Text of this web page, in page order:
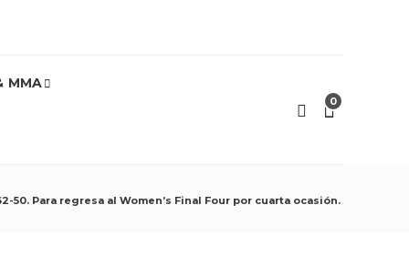
MMA
0
Para regresa al Women’s Final Four por cuarta ocasión.